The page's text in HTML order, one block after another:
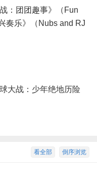
：团团趣事》（Fun
奏乐》（Nubs and RJ
大战：少年绝地历险
倒序浏览
看全部